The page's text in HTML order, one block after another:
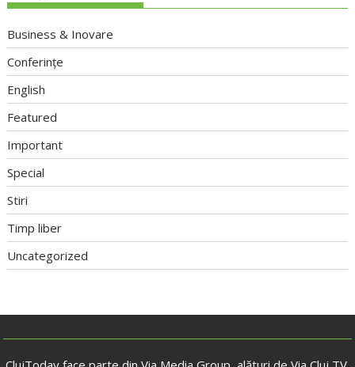
Business & Inovare
Conferințe
English
Featured
Important
Special
Stiri
Timp liber
Uncategorized